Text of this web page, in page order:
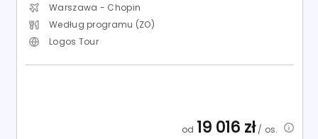
Warszawa - Chopin
Według programu (ZO)
Logos Tour
od 19 016 zł/ os.